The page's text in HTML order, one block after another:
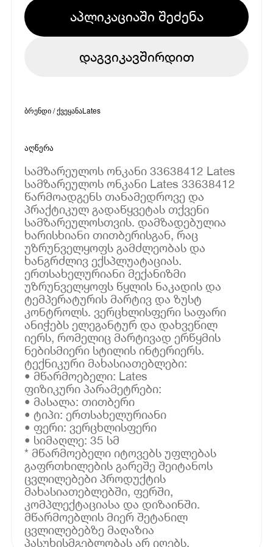
აპლიკაციაში შეძენა
დაგვიკავშირდით
ბრენდი / ქვეყანაLates
აღწერა
სამზარეულოს ონკანი 33638412 Lates
სამზარეულოს ონკანი Lates 33638412
წარმოადგენს თანამედროვე და
პრაქტიკულ გადაწყვეტას თქვენი
სამზარეულოსთვის. დამზადებულია
ხარისხიანი თითბერისგან, რაც
უზრუნველყოფს გამძლეობას და
ხანგრძლივ ექსპლუატაციას.
ერთსახელურიანი მექანიზმი
უზრუნველყოფს წყლის ნაკადის და
ტემპერატურის მარტივ და ზუსტ
კონტროლს. ვერცხლისფერი საფარი
ანიჭებს ელეგანტურ და დახვეწილ
იერს, რომელიც მარტივად ერწყმის
ნებისმიერი სტილის ინტერიერს.
ტექნიკური მახასიათებლები:
• მწარმოებელი: Lates
ფიზიკური პარამეტრები:
• მასალა: თითბერი
• ტიპი: ერთსახელურიანი
• ფერი: ვერცხლისფერი
• სიმაღლე: 35 სმ
* მწარმოებელი იტოვებს უფლებას
გაფრთხილების გარეშე შეიტანოს
ცვლილებები პროდუქტის
მახასიათებლებში, ფერში,
კომპლექტაციასა და დიზაინში.
მწარმოებლის მიერ შეტანილ
ცვლილებებზე მაღაზია
პასუხისმგებლობას არ იღებს.